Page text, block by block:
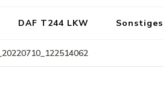
DAF T244 LKW Sonstiges